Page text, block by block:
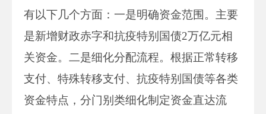
有以下几个方面：一是明确资金范围。主要
是新增财政赤字和抗疫特别国债2万亿元相
关资金。二是细化分配流程。根据正常转移
支付、特殊转移支付、抗疫特别国债等各类
资金特点，分门别类细化制定资金直达流